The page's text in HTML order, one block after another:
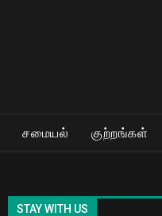
சமையல் குற்றங்கள்
STAY WITH US